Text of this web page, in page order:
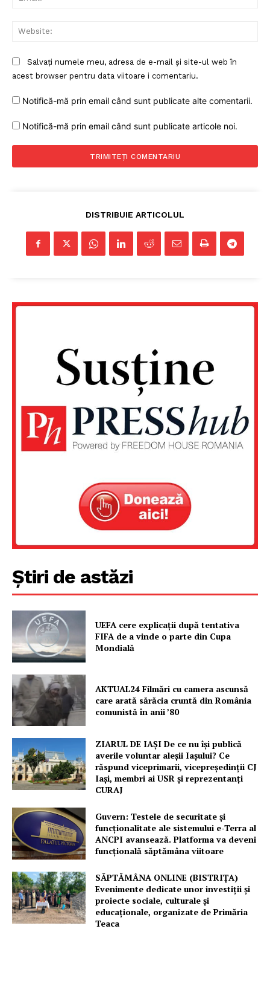
FREEDOM HOUSE ROMÂNIA
PRESShub
Proiecte editoriale
Rețea
Contact
Salvați numele meu, adresa de e-mail și site-ul web în
acest browser pentru data viitoare i comentariu.
Notifică-mă prin email când sunt publicate alte comentarii.
Notifică-mă prin email când sunt publicate articole noi.
DISTRIBUIE ARTICOLUL
Știri de astăzi
UEFA cere explicații după tentativa
FIFA de a vinde o parte din Cupa
Mondială
AKTUAL24 Filmări cu camera ascunsă
care arată sărăcia cruntă din România
comunistă în anii ’80
ZIARUL DE IAȘI De ce nu își publică
averile voluntar aleșii Iașului? Ce
răspund viceprimarii, vicepreședinții CJ
Iași, membri ai USR și reprezentanți
CURAJ
Guvern: Testele de securitate și
funcționalitate ale sistemului e-Terra al
ANCPI avansează. Platforma va deveni
funcțională săptămâna viitoare
SĂPTĂMÂNA ONLINE (BISTRIȚA)
Evenimente dedicate unor investiții și
proiecte sociale, culturale și
educaționale, organizate de Primăria
Teaca